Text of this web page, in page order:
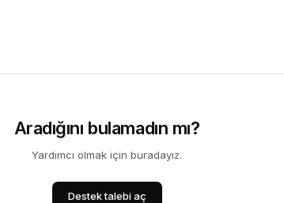
Aradığını bulamadın mı?
Yardımcı olmak için buradayız.
Destek talebi aç